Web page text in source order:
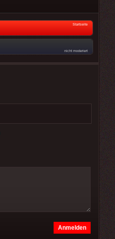
Startseite
nicht moderiert